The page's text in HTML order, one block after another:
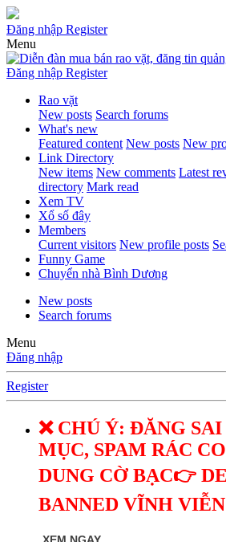
Đăng nhập Register
Menu
Đăng nhập Register
Rao vặt
New posts Search forums
What's new
Featured content New posts New
Link Directory
New items New comments Latest
directory Mark read
Xem TV
Xổ số đây
Members
Current visitors New profile posts
Funny Game
Chuyển nhà Bình Dương
New posts
Search forums
Menu
Đăng nhập
Register
❌ CHÚ Ý: ĐĂNG
MỤC, SPAM RÁC
DUNG CỜ BẠC👉
BANNED VĨNH VIỄN